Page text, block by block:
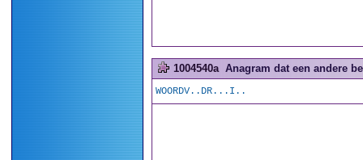
1004540a Anagram dat een andere
WOORDV..DR...I..